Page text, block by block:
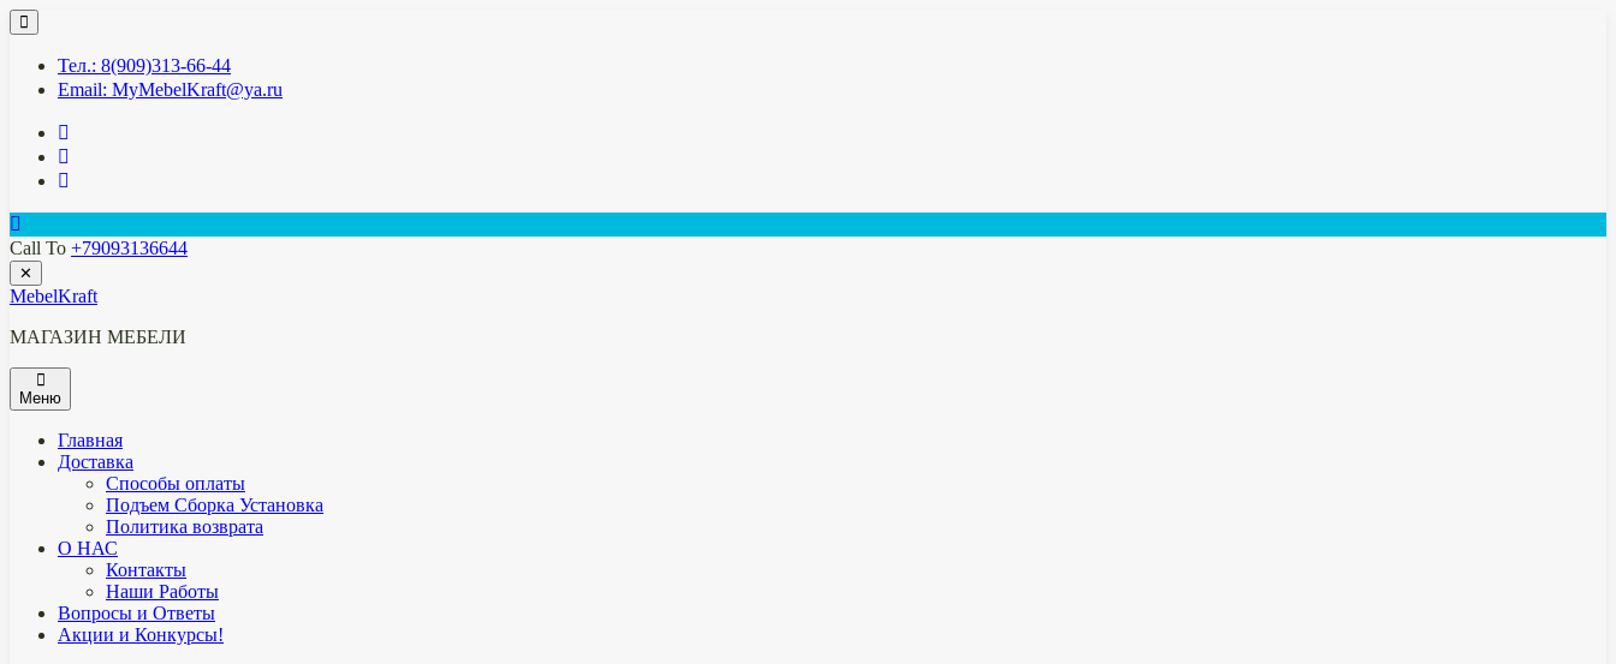
Перейти
к
содержимому
Тел.: 8(909)313-66-44
Email: MyMebelKraft@ya.ru
Call To +79093136644
✕
MebelKraft
МАГАЗИН МЕБЕЛИ
Меню
Главная
Доставка
Способы оплаты
Подъем Сборка Установка
Политика возврата
О НАС
Контакты
Наши Работы
Вопросы и Ответы
Акции и Конкурсы!